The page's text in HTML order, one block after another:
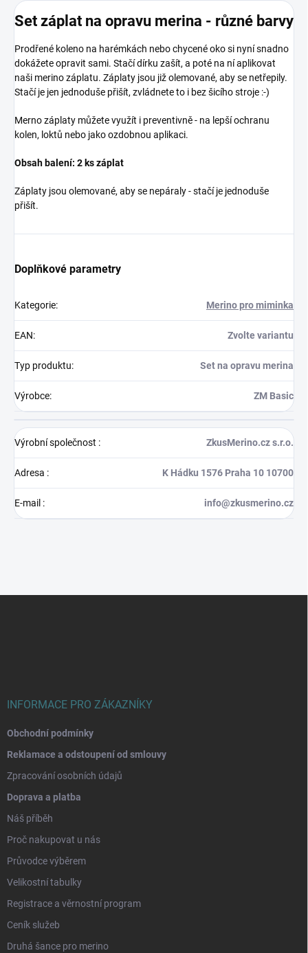
Set záplat na opravu merina - různé barvy
Prodřené koleno na harémkách nebo chycené oko si nyní snadno
dokážete opravit sami. Stačí dírku zašít, a poté na ní aplikovat
naši merino záplatu. Záplaty jsou již olemované, aby se netřepily.
Stačí je jen jednoduše přišít, zvládnete to i bez šicího stroje :-)
Merno záplaty můžete využít i preventivně - na lepší ochranu
kolen, loktů nebo jako ozdobnou aplikaci.
Obsah balení: 2 ks záplat
Záplaty jsou olemované, aby se nepáraly - stačí je jednoduše
přišít.
Doplňkové parametry
Kategorie: Merino pro miminka
EAN: Zvolte variantu
Typ produktu: Set na opravu merina
Výrobce: ZM Basic
Výrobní společnost : ZkusMerino.cz s.r.o.
Adresa : K Hádku 1576 Praha 10 10700
E-mail : info@zkusmerino.cz
INFORMACE PRO ZÁKAZNÍKY
Obchodní podmínky
Reklamace a odstoupení od smlouvy
Zpracování osobních údajů
Doprava a platba
Náš příběh
Proč nakupovat u nás
Průvodce výběrem
Velikostní tabulky
Registrace a věrnostní program
Ceník služeb
Druhá šance pro merino